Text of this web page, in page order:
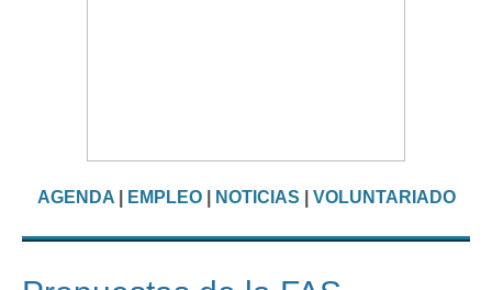
AGENDA| EMPLEO| NOTICIAS VOLUNTARIADO